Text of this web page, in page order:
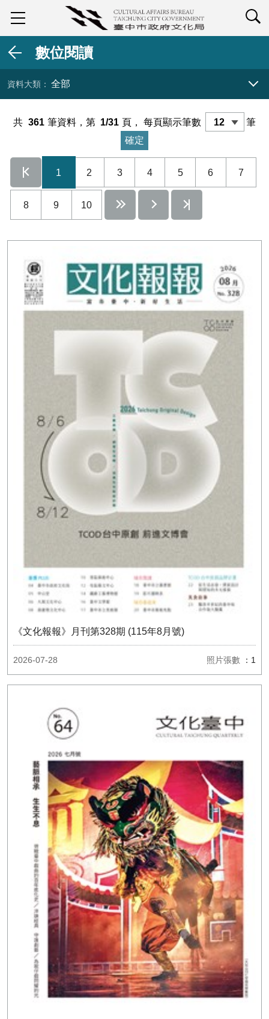
數位閱讀
全部
共 361 筆資料，第 1/31 頁，每頁顯示筆數 筆
1 2 3 4 5 6 7
8 9 10
《文化報報》月刊第328期 (115年8月號)
2026-07-28 照片張數 ：1